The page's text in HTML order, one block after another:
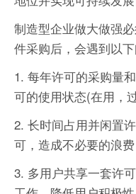
制造型企业做大做强
件采购后，会遇到以下
1. 每年许可的采购量
可的使用状态(在用
2. 长时间占用并闲置
可，造成不必要的浪费
3. 多用户共享一套许